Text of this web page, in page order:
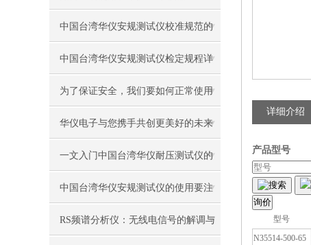
中国台湾华仪安规测试仪校准规范的
重要性及实施步骤
中国台湾华仪安规测试仪检定规程详
解
为了保证安全，我们要如何正常使用
中国台湾固纬线性直流电源？
华仪电子与您携手共创更美好的未来
生活
一文入门中国台湾华仪耐压测试仪的
正确操作
中国台湾华仪安规测试仪的使用要注
意些什么？
RS频谱分析仪：无线电信号的解调与
详细介绍
产品型号
搜索
型号
N35514-500-65